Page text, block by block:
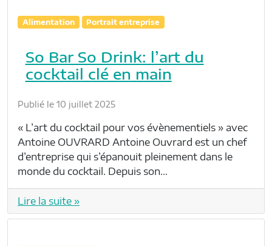
Alimentation Portrait entreprise
So Bar So Drink: l’art du
cocktail clé en main
Publié le 10 juillet 2025
« L’art du cocktail pour vos évènementiels » avec
Antoine OUVRARD Antoine Ouvrard est un chef
d’entreprise qui s’épanouit pleinement dans le
monde du cocktail. Depuis son…
Lire la suite »